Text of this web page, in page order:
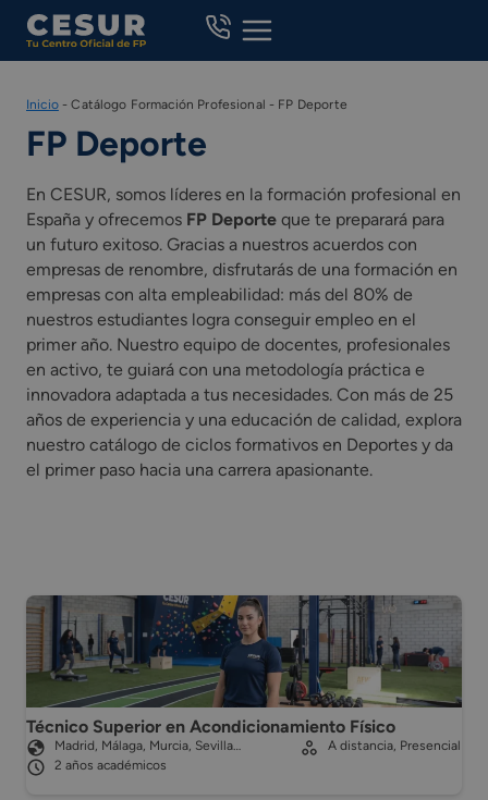
Skip
content
Inicio-Catálogo Formación Profesional - FP Deporte
FP Deporte
En CESUR, somos líderes en la formación profesional en
España y ofrecemos FP Deporte que te preparará para
un futuro exitoso. Gracias a nuestros acuerdos con
empresas de renombre, disfrutarás de una formación en
empresas con alta empleabilidad: más del 80% de
nuestros estudiantes logra conseguir empleo en el
primer año. Nuestro equipo de docentes, profesionales
en activo, te guiará con una metodología práctica e
innovadora adaptada a tus necesidades. Con más de 25
años de experiencia y una educación de calidad, explora
nuestro catálogo de ciclos formativos en Deportes y da
el primer paso hacia una carrera apasionante.
Técnico Superior en Acondicionamiento Físico
Madrid, Málaga, Murcia, Sevilla…
2 años académicos
A distancia, Presencial